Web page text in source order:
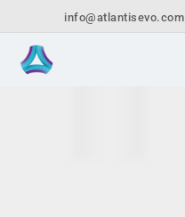
info@atlantisevo.com